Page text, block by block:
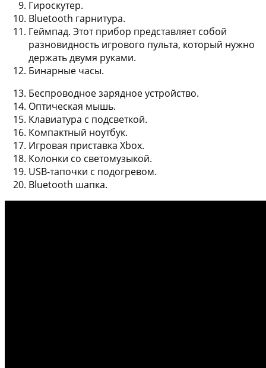
Гироскутер.
Bluetooth гарнитура.
Геймпад. Этот прибор представляет собой
разновидность игрового пульта, который нужно
держать двумя руками.
Бинарные часы.
Беспроводное зарядное устройство.
Оптическая мышь.
Клавиатура с подсветкой.
Компактный ноутбук.
Игровая приставка Xbox.
Колонки со светомузыкой.
USB-тапочки с подогревом.
Bluetooth шапка.